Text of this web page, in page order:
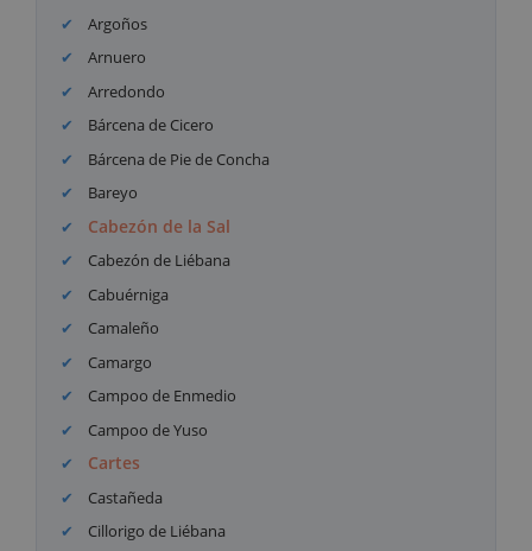
Argoños
Arnuero
Arredondo
Bárcena de Cicero
Bárcena de Pie de Concha
Bareyo
Cabezón de la Sal
Cabezón de Liébana
Cabuérniga
Camaleño
Camargo
Campoo de Enmedio
Campoo de Yuso
Cartes
Castañeda
Cillorigo de Liébana